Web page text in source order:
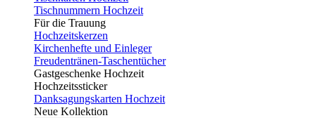
Tischnummern Hochzeit
Für die Trauung
Hochzeitskerzen
Kirchenhefte und Einleger
Freudentränen-Taschentücher
Gastgeschenke Hochzeit
Hochzeitssticker
Danksagungskarten Hochzeit
Neue Kollektion